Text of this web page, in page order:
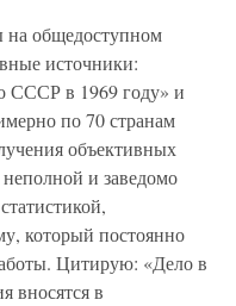
на общедоступном
источники:
СССР в 1969 году» и
по 70 странам
объективных
и заведомо
который постоянно
Цитирую: «Дело в
вносятся в